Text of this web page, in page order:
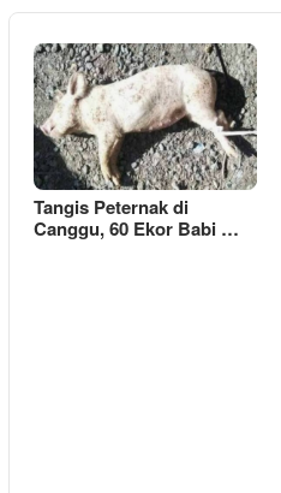
Tangis Peternak di
Canggu, 60 Ekor Babi …